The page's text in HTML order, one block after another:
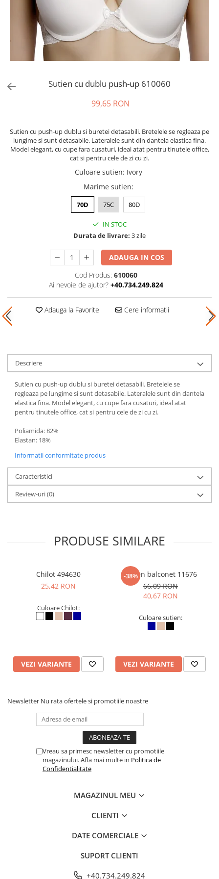
Sutien cu dublu push-up 610060
99,65 RON
Sutien cu push-up dublu si buretei detasabili. Bretelele se regleaza pe
lungime si sunt detasabile. Lateralele sunt din dantela elastica fina.
Model elegant, cu cupe fara cusaturi, ideal atat pentru tinutele office,
cat si pentru cele de zi cu zi.
Culoare sutien: Ivory
Marime sutien:
70D 75C 80D
IN STOC
Durata de livrare: 3 zile
ADAUGA IN COS
Cod Produs: 610060
Ai nevoie de ajutor? +40.734.249.824
Adauga la Favorite Cere informatii
Descriere
Sutien cu push-up dublu si buretei detasabili. Bretelele se
regleaza pe lungime si sunt detasabile. Lateralele sunt din dantela
elastica fina. Model elegant, cu cupe fara cusaturi, ideal atat
pentru tinutele office, cat si pentru cele de zi cu zi.
Poliamida: 82%
Elastan: 18%
Informatii conformitate produs
Caracteristici
Review-uri(0)
PRODUSE SIMILARE
Chilot 494630
25,42 RON
Culoare Chilot:
VEZI VARIANTE
-38%
Sutien balconet 11676
66,09 RON
40,67 RON
Culoare sutien:
VEZI VARIANTE
Newsletter Nu rata ofertele si promotiile noastre
Vreau sa primesc newsletter cu promotiile
magazinului. Afla mai multe in Politica de
Confidentialitate
MAGAZINUL MEU
CLIENTI
DATE COMERCIALE
SUPORT CLIENTI
+40.734.249.824